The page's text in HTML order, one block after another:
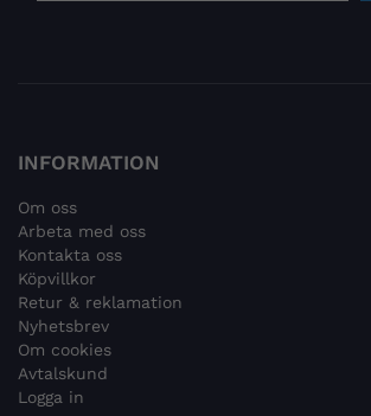
INFORMATION
Om oss
Arbeta med oss
Kontakta oss
Köpvillkor
Retur & reklamation
Nyhetsbrev
Om cookies
Avtalskund
Logga in